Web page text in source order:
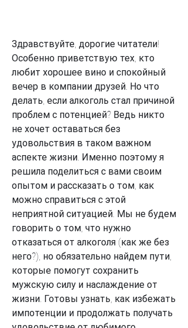
Здравствуйте, дорогие читатели!
Особенно приветствую тех, кто
любит хорошее вино и спокойный
вечер в компании друзей. Но что
делать, если алкоголь стал причиной
проблем с потенцией? Ведь никто
не хочет оставаться без
удовольствия в таком важном
аспекте жизни. Именно поэтому я
решила поделиться с вами своим
опытом и рассказать о том, как
можно справиться с этой
неприятной ситуацией. Мы не будем
говорить о том, что нужно
отказаться от алкоголя (как же без
него?), но обязательно найдем пути,
которые помогут сохранить
мужскую силу и наслаждение от
жизни. Готовы узнать, как избежать
импотенции и продолжать получать